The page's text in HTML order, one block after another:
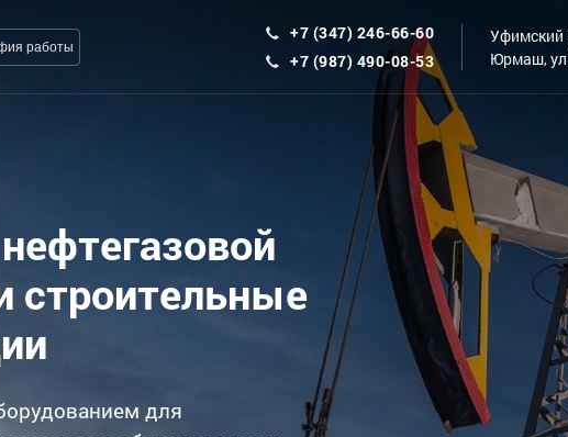
работы
+7 (347) 246-66-60
+7 (987) 490-08-53
Уфимский
Юрмаш,
строительные
для